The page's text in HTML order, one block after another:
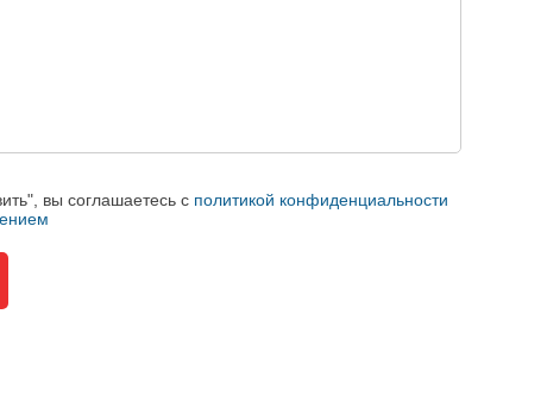
вы соглашаетесь с политикой конфиденциальности